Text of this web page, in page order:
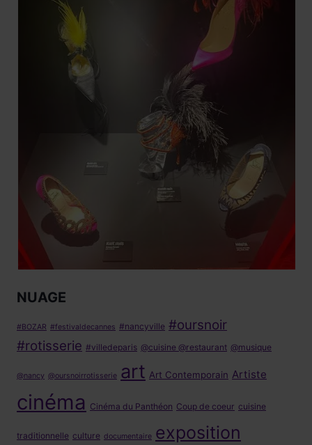
NUAGE
#BOZAR #festivaldecannes #nancyville #oursnoir
#rotisserie #villedeparis @cuisine @restaurant @musique
@nancy @oursnoirrotisserie art Art Contemporain Artiste
cinéma Cinéma du Panthéon Coup de coeur cuisine
traditionnelle culture documentaire exposition